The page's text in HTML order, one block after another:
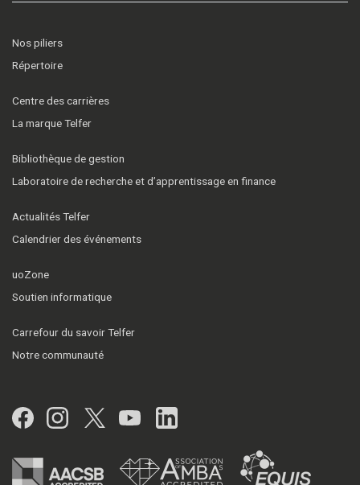
Nos piliers
Répertoire
Centre des carrières
La marque Telfer
Bibliothèque de gestion
Laboratoire de recherche et d’apprentissage en finance
Actualités Telfer
Calendrier des événements
uoZone
Soutien informatique
Carrefour du savoir Telfer
Notre communauté
Facebook
Instagram
Twitter
YouTubeLinkedIn